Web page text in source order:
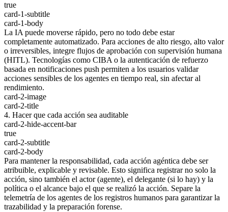
true
card-1-subtitle
card-1-body
La IA puede moverse rápido, pero no todo debe estar
completamente automatizado. Para acciones de alto riesgo, alto valor
o irreversibles, integre flujos de aprobación con supervisión humana
(HITL). Tecnologías como CIBA o la autenticación de refuerzo
basada en notificaciones push permiten a los usuarios validar
acciones sensibles de los agentes en tiempo real, sin afectar al
rendimiento.
card-2-image
card-2-title
4. Hacer que cada acción sea auditable
card-2-hide-accent-bar
true
card-2-subtitle
card-2-body
Para mantener la responsabilidad, cada acción agéntica debe ser
atribuible, explicable y revisable. Esto significa registrar no solo la
acción, sino también el actor (agente), el delegante (si lo hay) y la
política o el alcance bajo el que se realizó la acción. Separe la
telemetría de los agentes de los registros humanos para garantizar la
trazabilidad y la preparación forense.